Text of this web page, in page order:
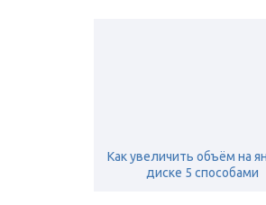
Как увеличить объём на
диске 5 способами